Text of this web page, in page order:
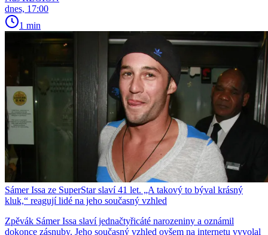
dnes, 17:00
1 min
Sámer Issa ze SuperStar slaví 41 let. „A takový to býval krásný
kluk,“ reagují lidé na jeho současný vzhled
Zpěvák Sámer Issa slaví jednačtyřicáté narozeniny a oznámil
dokonce zásnuby. Jeho současný vzhled ovšem na internetu vyvolal